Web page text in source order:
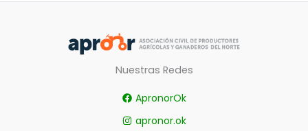
Nuestras Redes
ApronorOk
apronor.ok